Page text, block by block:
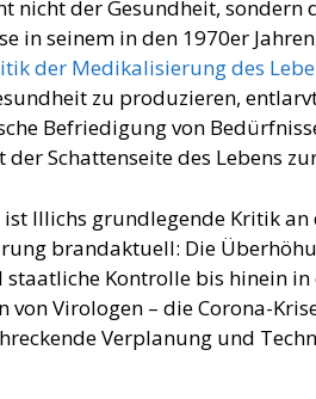
nicht der Gesundheit,
in seinem in den 1970er
der Medikalisierung des
zu produzieren,
Befriedigung von
Schattenseite des Lebens
ist Illichs grundlegende Kritik
brandaktuell: Die
Kontrolle bis hinein
Virologen – die Corona-
Verplanung und